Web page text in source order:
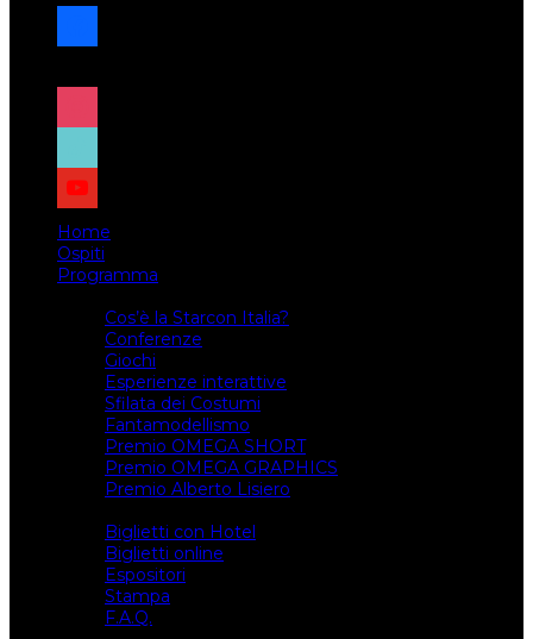
facebook
x
instagram
tiktok
youtube
Home
Ospiti
Programma
Cos’è la Starcon Italia?
Conferenze
Giochi
Esperienze interattive
Sfilata dei Costumi
Fantamodellismo
Premio OMEGA SHORT
Premio OMEGA GRAPHICS
Premio Alberto Lisiero
Biglietti con Hotel
Biglietti online
Espositori
Stampa
F.A.Q.